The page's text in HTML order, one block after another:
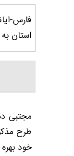
استان
مجتبی
خود